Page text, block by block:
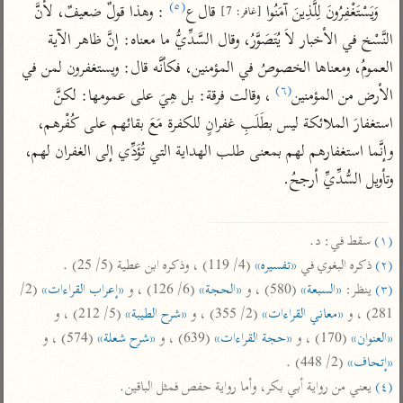
تفسير السمرقندي
تفسير الثعلبي
تفسير أبي السعود
الكشاف للزمخشري
الدر المنثور
تفسير ابن أبي حاتم
تفسير مقاتل
تفسير قتادة
اشترك
راسلنا •تليجرام •تويتر
تعليمات•عن الباحث القرآني
وَيَسْتَغْفِرُونَ لِلَّذِينَ آمَنُوا [غافر: 7] قال ع(٥)
الأرض من المؤمنين(٦)
وتأويل السُّدِّيِّ أرجحُ.
(١)
سقط في: د.
(٢)
ذكره البغوي في «تفسيره» (4/ 119) ، وذكره ابن عطية (5/ 25) .
(٣)
ينظر: «السبعة» (580) ، و «الحجة» (6/ 126) ، و «إعراب القراءات»
281) ، و
«معاني القراءات» (2/ 355) ، و «شرح الطيبة» (5/ 212) ، و
«العنوان» (170) ، و «حجة القراءات» (639) ، و «شرح شعلة» (574) ، و
«إتحاف» (2/ 448) .
(٤)
يعني من رواية أبي بكر، وأما رواية حفص فمثل الباقين.